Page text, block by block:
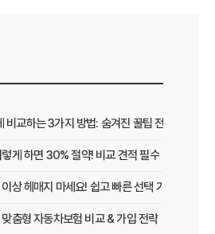
비교하는 3가지 방법: 숨겨진 꿀팁 전격 공개
게 하면 30% 절약! 비교 견적 필수
상 헤매지 마세요! 쉽고 빠른 선택 가이드
춤형 자동차보험 비교 & 가입 전략